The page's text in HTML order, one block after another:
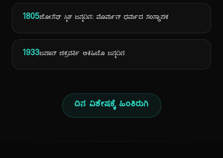
1805ಜೋಸೆಫ್ ಸ್ಮಿತ್ ಜನ್ಮದಿನ: ಮೊರ್ಮನ್ ಧರ್ಮದ ಸಂಸ್ಥಾಪಕ
1933ಜಪಾನ್ ಚಕ್ರವರ್ತಿ ಅಕಿಹಿಟೊ ಜನ್ಮದಿನ
ದಿನ ವಿಶೇಷಕ್ಕೆ ಹಿಂತಿರುಗಿ